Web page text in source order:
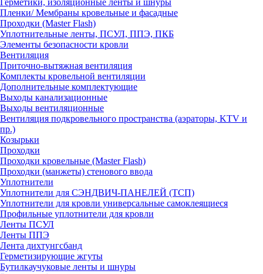
Герметики, изоляционные ленты и шнуры
Пленки/ Мембраны кровельные и фасадные
Проходки (Master Flash)
Уплотнительные ленты, ПСУЛ, ППЭ, ПКБ
Элементы безопасности кровли
Вентиляция
Приточно-вытяжная вентиляция
Комплекты кровельной вентиляции
Дополнительные комплектующие
Выходы канализационные
Выходы вентиляционные
Вентиляция подкровельного пространства (аэраторы, KTV и
пр.)
Козырьки
Проходки
Проходки кровельные (Master Flash)
Проходки (манжеты) стенового ввода
Уплотнители
Уплотнители для СЭНДВИЧ-ПАНЕЛЕЙ (ТСП)
Уплотнители для кровли универсальные самоклеящиеся
Профильные уплотнители для кровли
Ленты ПСУЛ
Ленты ППЭ
Лента дихтунгсбанд
Герметизирующие жгуты
Бутилкаучуковые ленты и шнуры